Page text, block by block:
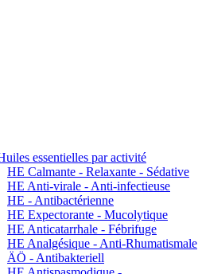
essentielles par activité
HE Calmante - Relaxante - Sédative
HE Anti-virale - Anti-infectieuse
HE - Antibactérienne
HE Expectorante - Mucolytique
HE Anticatarrhale - Fébrifuge
HE Analgésique - Anti-Rhumatismale
ÄÖ - Antibakteriell